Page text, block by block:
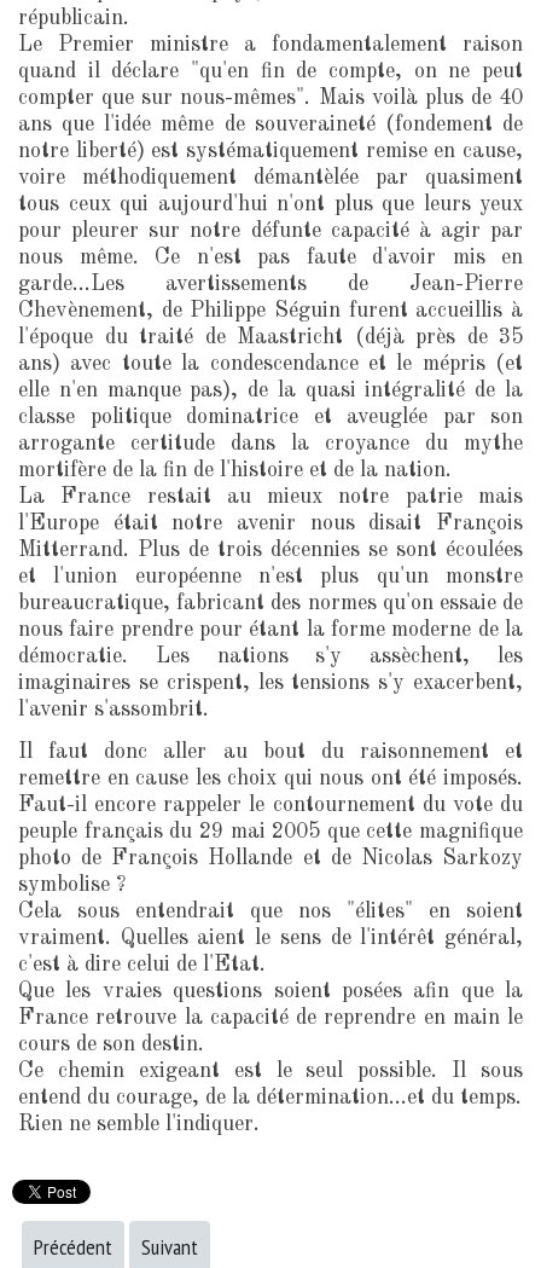
républicain.
Le Premier ministre a fondamentalement raison
quand il déclare "qu'en fin de compte, on ne peut
compter que sur nous-mêmes". Mais voilà plus de 40
ans que l'idée même de souveraineté (fondement de
notre liberté) est systématiquement remise en cause,
voire méthodiquement démantèlée par quasiment
tous ceux qui aujourd'hui n'ont plus que leurs yeux
pour pleurer sur notre défunte capacité à agir par
nous même. Ce n'est pas faute d'avoir mis en
garde...Les avertissements de Jean-Pierre
Chevènement, de Philippe Séguin furent accueillis à
l'époque du traité de Maastricht (déjà près de 35
ans) avec toute la condescendance et le mépris (et
elle n'en manque pas), de la quasi intégralité de la
classe politique dominatrice et aveuglée par son
arrogante certitude dans la croyance du mythe
mortifère de la fin de l'histoire et de la nation.
La France restait au mieux notre patrie mais
l'Europe était notre avenir nous disait François
Mitterrand. Plus de trois décennies se sont écoulées
et l'union européenne n'est plus qu'un monstre
bureaucratique, fabricant des normes qu'on essaie de
nous faire prendre pour étant la forme moderne de la
démocratie. Les nations s'y assèchent, les
imaginaires se crispent, les tensions s'y exacerbent,
l'avenir s'assombrit.
Il faut donc aller au bout du raisonnement et
remettre en cause les choix qui nous ont été imposés.
Faut-il encore rappeler le contournement du vote du
peuple français du 29 mai 2005 que cette magnifique
photo de François Hollande et de Nicolas Sarkozy
symbolise ?
Cela sous entendrait que nos "élites" en soient
vraiment. Quelles aient le sens de l'intérêt général,
c'est à dire celui de l'Etat.
Que les vraies questions soient posées afin que la
France retrouve la capacité de reprendre en main le
cours de son destin.
Ce chemin exigeant est le seul possible. Il sous
entend du courage, de la détermination...et du temps.
Rien ne semble l'indiquer.
Précédent Suivant